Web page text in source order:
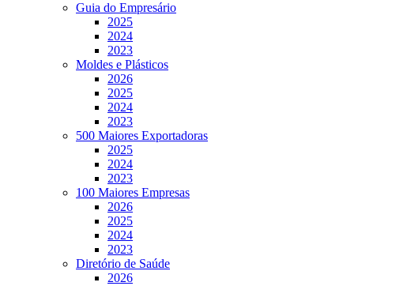
Guia do Empresário
2025
2024
2023
Moldes e Plásticos
2026
2025
2024
2023
500 Maiores Exportadoras
2025
2024
2023
100 Maiores Empresas
2026
2025
2024
2023
Diretório de Saúde
2026